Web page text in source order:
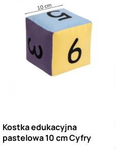
Kostka edukacyjna
pastelowa 10 cm Cyfry